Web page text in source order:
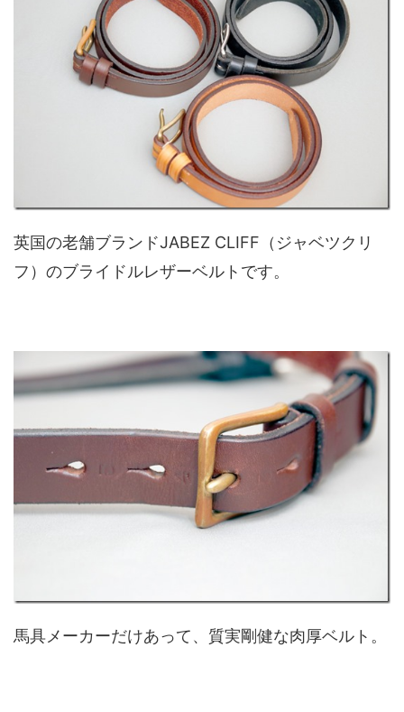
英国の老舗ブランドJABEZ CLIFF（ジャベツクリ
フ）のブライドルレザーベルトです。
馬具メーカーだけあって、質実剛健な肉厚ベルト。